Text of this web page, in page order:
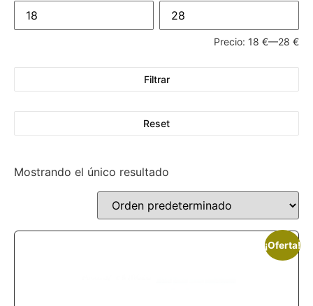
Precio: 18 €—28 €
Filtrar
Reset
Mostrando el único resultado
¡Oferta!